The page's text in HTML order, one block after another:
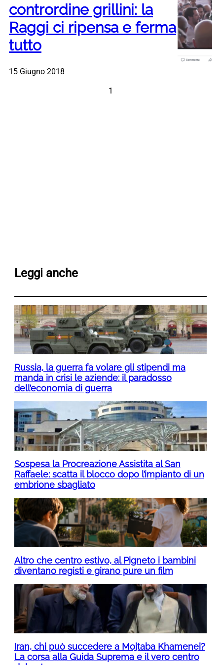
contrordine grillini: la
Raggi ci ripensa e ferma
tutto
15 Giugno 2018
1
Leggi anche
Russia, la guerra fa volare gli stipendi ma
manda in crisi le aziende: il paradosso
dell’economia di guerra
Sospesa la Procreazione Assistita al San
Raffaele: scatta il blocco dopo l’impianto di un
embrione sbagliato
Altro che centro estivo, al Pigneto i bambini
diventano registi e girano pure un film
Iran, chi può succedere a Mojtaba Khamenei?
La corsa alla Guida Suprema e il vero centro